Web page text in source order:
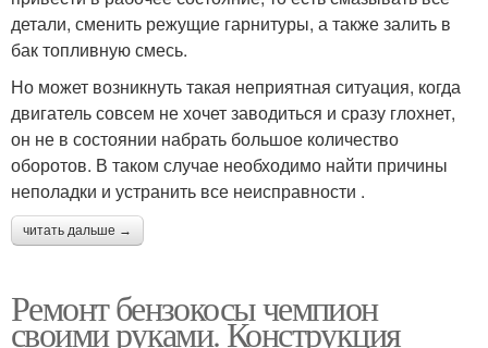
детали, сменить режущие гарнитуры, а также залить в
бак топливную смесь.
Но может возникнуть такая неприятная ситуация, когда
двигатель совсем не хочет заводиться и сразу глохнет,
он не в состоянии набрать большое количество
оборотов. В таком случае необходимо найти причины
неполадки и устранить все неисправности .
читать дальше →
Ремонт бензокосы чемпион
своими руками. Конструкция